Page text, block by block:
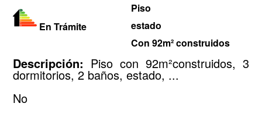
En Trámite
Piso
estado
Con 92m² construidos
Descripción: Piso con 92m²construidos, 3
dormitorios, 2 baños, estado, ...
No